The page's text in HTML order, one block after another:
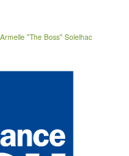
Armelle "The Boss" Solelhac